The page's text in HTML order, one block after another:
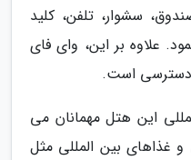
سشوار، تلفن، کلید
علاوه بر این، وای فای
دسترسی است.
این هتل مهمانان می
و غذاهای بین المللی مثل